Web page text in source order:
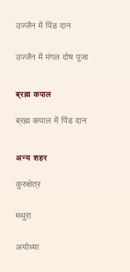
उज्जैन में पिंड दान
उज्जैन में मंगल दोष पूजा
ब्रह्म कपाल
ब्रह्म कपाल में पिंड दान
अन्य शहर
कुरुक्षेत्र
मथुरा
अयोध्या